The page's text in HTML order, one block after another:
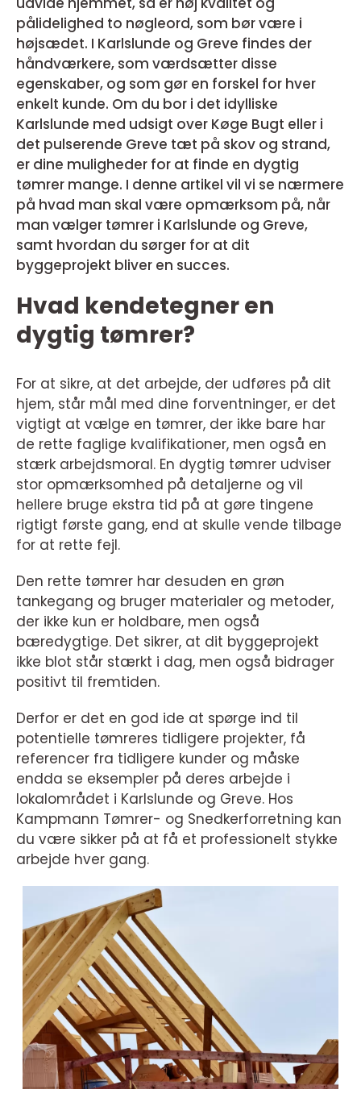
pålidelighed to nøgleord, som bør være i
højsædet. I Karlslunde og Greve findes der
håndværkere, som værdsætter disse
egenskaber, og som gør en forskel for hver
enkelt kunde. Om du bor i det idylliske
Karlslunde med udsigt over Køge Bugt eller i
det pulserende Greve tæt på skov og strand,
er dine muligheder for at finde en dygtig
tømrer mange. I denne artikel vil vi se nærmere
på hvad man skal være opmærksom på, når
man vælger tømrer i Karlslunde og Greve,
samt hvordan du sørger for at dit
byggeprojekt bliver en succes.
Hvad kendetegner en
dygtig tømrer?
For at sikre, at det arbejde, der udføres på dit
hjem, står mål med dine forventninger, er det
vigtigt at vælge en tømrer, der ikke bare har
de rette faglige kvalifikationer, men også en
stærk arbejdsmoral. En dygtig tømrer udviser
stor opmærksomhed på detaljerne og vil
hellere bruge ekstra tid på at gøre tingene
rigtigt første gang, end at skulle vende tilbage
for at rette fejl.
Den rette tømrer har desuden en grøn
tankegang og bruger materialer og metoder,
der ikke kun er holdbare, men også
bæredygtige. Det sikrer, at dit byggeprojekt
ikke blot står stærkt i dag, men også bidrager
positivt til fremtiden.
Derfor er det en god ide at spørge ind til
potentielle tømreres tidligere projekter, få
referencer fra tidligere kunder og måske
endda se eksempler på deres arbejde i
lokalområdet i Karlslunde og Greve. Hos
Kampmann Tømrer- og Snedkerforretning kan
du være sikker på at få et professionelt stykke
arbejde hver gang.